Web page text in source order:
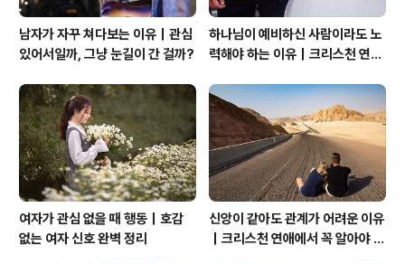
남자가 자꾸 쳐다보는 이유｜관심
있어서일까, 그냥 눈길이 간 걸까?
하나님이 예비하신 사람이라도 노
력해야 하는 이유｜크리스천 연애
여자가 관심 없을 때 행동｜호감
없는 여자 신호 완벽 정리
신앙이 같아도 관계가 어려운 이유
｜크리스천 연애에서 꼭 알아야 할